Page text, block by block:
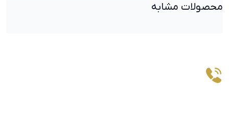
محصولات مشابه